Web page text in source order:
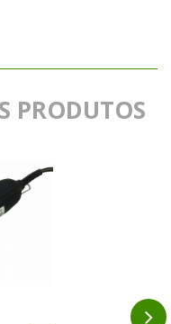
PRODUTOS